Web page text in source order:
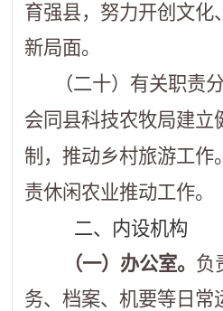
育强县，努力开创文化
新局面。
（二十）有关职责分
会同县科技农牧局建立
制，推动乡村旅游工作
责休闲农业推动工作。
二、内设机构
（一）办公室。 负
务、档案、机要等日常